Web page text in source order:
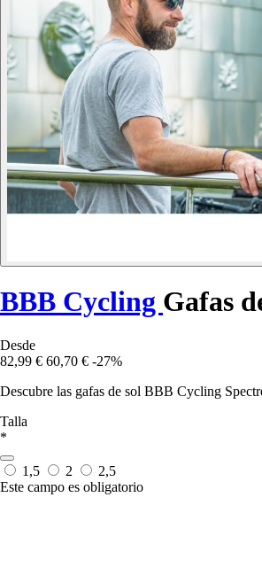
BBB Cycling Gafas
Desde
82,99 € 60,70 € -27%
Descubre las gafas de sol BBB Cycling
Talla
*
1,5 2
2,5
Este campo es obligatorio